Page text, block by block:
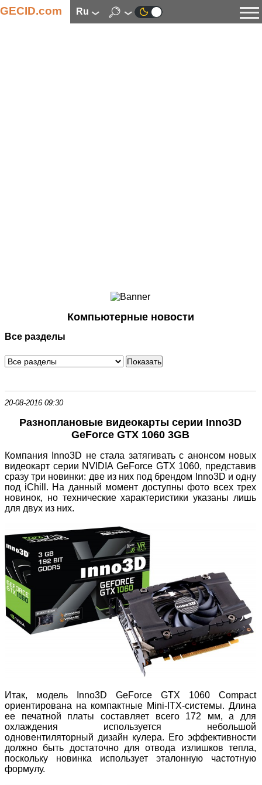
GECID.com ru
Смартфоны
Периферия
Программное обеспечение
Компьютерные новости
Все разделы
20-08-2016 09:30
Разноплановые видеокарты серии Inno3D
GeForce GTX 1060 3GB
Компания Inno3D не стала затягивать с анонсом новых
видеокарт серии NVIDIA GeForce GTX 1060, представив
сразу три новинки: две из них под брендом Inno3D и одну
под iChill. На данный момент доступны фото всех трех
новинок, но технические характеристики указаны лишь
для двух из них.
Итак, модель Inno3D GeForce GTX 1060 Compact
ориентирована на компактные Mini-ITX-системы. Длина
ее печатной платы составляет всего 172 мм, а для
охлаждения используется небольшой
одновентиляторный дизайн кулера. Его эффективности
должно быть достаточно для отвода излишков тепла,
поскольку новинка использует эталонную частотную
формулу.